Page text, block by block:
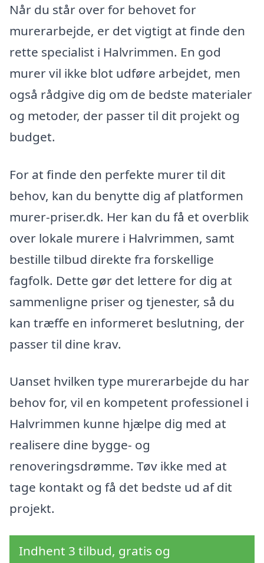
Når du står over for behovet for
murerarbejde, er det vigtigt at finde den
rette specialist i Halvrimmen. En god
murer vil ikke blot udføre arbejdet, men
også rådgive dig om de bedste materialer
og metoder, der passer til dit projekt og
budget.
For at finde den perfekte murer til dit
behov, kan du benytte dig af platformen
murer-priser.dk. Her kan du få et overblik
over lokale murere i Halvrimmen, samt
bestille tilbud direkte fra forskellige
fagfolk. Dette gør det lettere for dig at
sammenligne priser og tjenester, så du
kan træffe en informeret beslutning, der
passer til dine krav.
Uanset hvilken type murerarbejde du har
behov for, vil en kompetent professionel i
Halvrimmen kunne hjælpe dig med at
realisere dine bygge- og
renoveringsdrømme. Tøv ikke med at
tage kontakt og få det bedste ud af dit
projekt.
Indhent 3 tilbud, gratis og